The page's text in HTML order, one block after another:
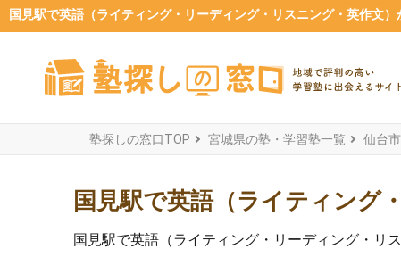
国見駅で英語（ライティング・リーディング・リスニング・英作文
塾探しの窓口TOP 宮城県の塾・学習塾一覧 仙台
国見駅で英語（ライティング
国見駅で英語（ライティング・リーディング・リ